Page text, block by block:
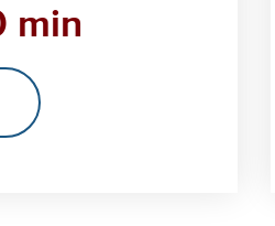
min